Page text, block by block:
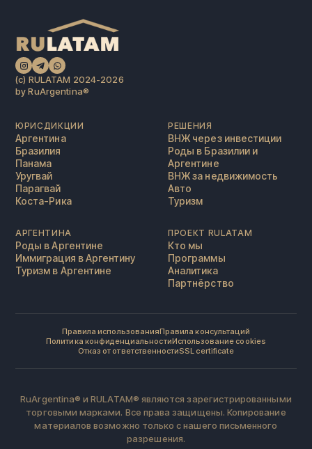
(c) RULATAM 2024-2026
by RuArgentina®️
ЮРИСДИКЦИИ
Аргентина
Бразилия
Панама
Уругвай
Парагвай
Коста-Рика
РЕШЕНИЯ
ВНЖ через инвестиции
Роды в Бразилии и
Аргентине
ВНЖ за недвижимость
Авто
Туризм
АРГЕНТИНА
Роды в Аргентине
Иммиграция в Аргентину
Туризм в Аргентине
ПРОЕКТ RULATAM
Кто мы
Программы
Аналитика
Партнёрство
Правила использованияПравила консультаций
Политика конфиденциальностиИспользование cookies
Отказ от ответственностиSSL certificate
RuArgentina® и RULATAM® являются зарегистрированными
торговыми марками. Все права защищены. Копирование
материалов возможно только с нашего письменного
разрешения.